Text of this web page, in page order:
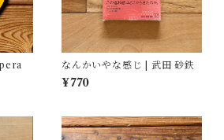
なんかいやな感じ | 武田 砂鉄
¥770